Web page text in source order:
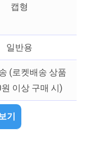
캡형
일반용
(로켓배송 상품
이상 구매 시)
기